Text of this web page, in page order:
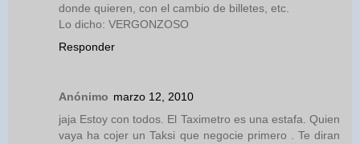
donde quieren, con el cambio de billetes, etc.
Lo dicho: VERGONZOSO
Responder
Anónimo marzo 12, 2010
jaja Estoy con todos. El Taximetro es una estafa. Quien
vaya ha cojer un Taksi que negocie primero . Te diran